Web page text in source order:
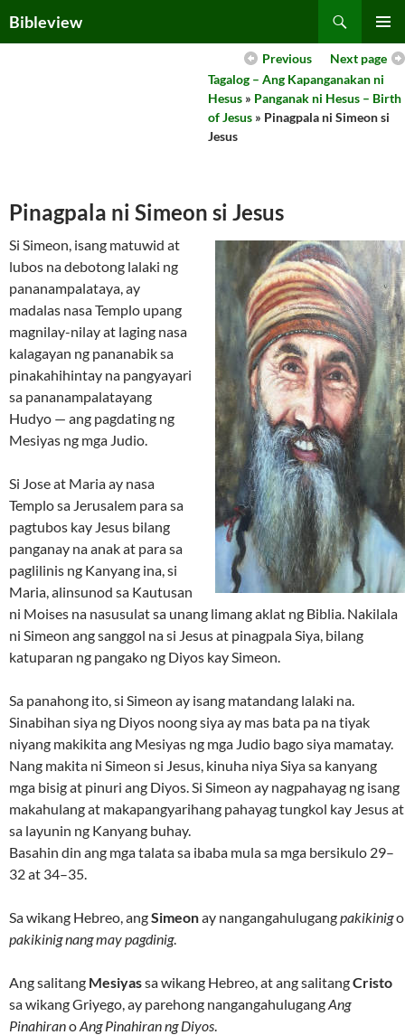
toBibleview
MENU
Next page
Previous
Tagalog – Ang Kapanganakan ni
Hesus » Panganak ni Hesus – Birth
of Jesus » Pinagpala ni Simeon si
Jesus
Pinagpala ni Simeon si Jesus
Si Simeon, isang matuwid at
lubos na debotong lalaki ng
pananampalataya, ay
madalas nasa Templo upang
magnilay-nilay at laging nasa
kalagayan ng pananabik sa
pinakahihintay na pangyayari
sa pananampalatayang
Hudyo — ang pagdating ng
Mesiyas ng mga Judio.
Si Jose at Maria ay nasa
Templo sa Jerusalem para sa
pagtubos kay Jesus bilang
panganay na anak at para sa
paglilinis ng Kanyang ina, si
Maria, alinsunod sa Kautusan
ni Moises na nasusulat sa unang limang aklat ng Biblia. Nakilala
ni Simeon ang sanggol na si Jesus at pinagpala Siya, bilang
katuparan ng pangako ng Diyos kay Simeon.
Sa panahong ito, si Simeon ay isang matandang lalaki na.
Sinabihan siya ng Diyos noong siya ay mas bata pa na tiyak
niyang makikita ang Mesiyas ng mga Judio bago siya mamatay.
Nang makita ni Simeon si Jesus, kinuha niya Siya sa kanyang
mga bisig at pinuri ang Diyos. Si Simeon ay nagpahayag ng isang
makahulang at makapangyarihang pahayag tungkol kay Jesus at
sa layunin ng Kanyang buhay.
Basahin din ang mga talata sa ibaba mula sa mga bersikulo 29–
32 at 34–35.
Sa wikang Hebreo, angSimeonay nangangahulugangpakikinigo
pakikinig nang may pagdinig.
Ang salitang Mesiyassa wikang Hebreo, at ang salitangCristo
sa wikang Griyego, ay parehong nangangahulugangAng
PinahiranoAng Pinahiran ng Diyos.